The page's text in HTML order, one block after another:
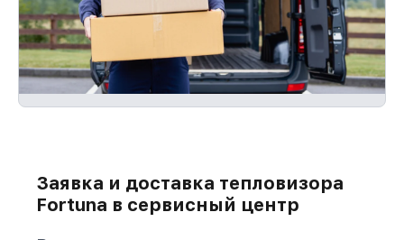
Заявка и доставка тепловизора
Fortuna в сервисный центр